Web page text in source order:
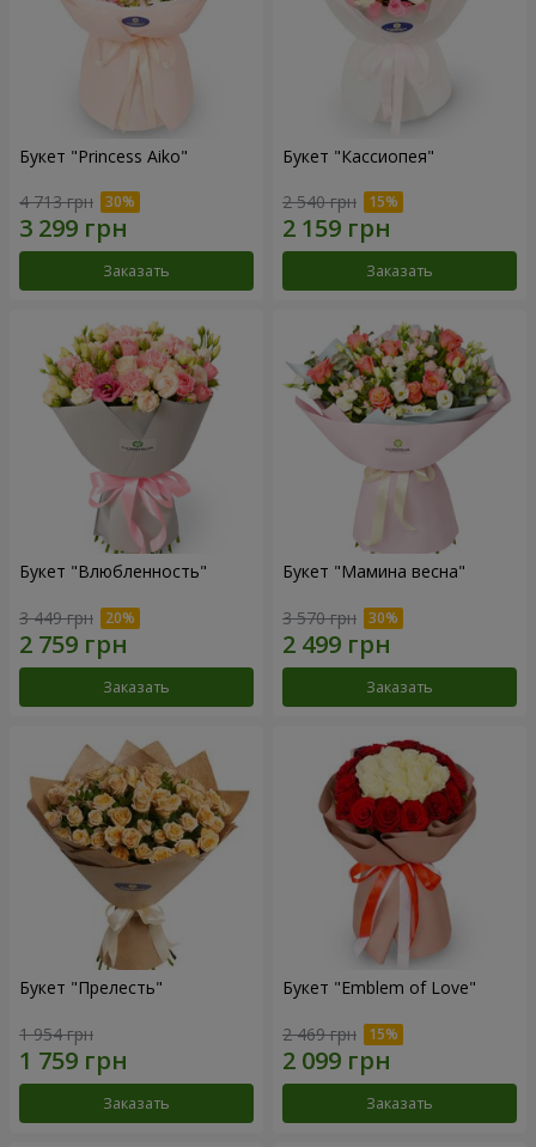
Букет "Princess Aiko"
4 713 грн
Заказать
Букет "Кассиопея"
2 540 грн
Заказать
Букет "Влюбленность"
3 449 грн
Заказать
Букет "Мамина весна"
3 570 грн
Заказать
Букет "Прелесть"
1 954 грн
Заказать
Букет "Emblem of Love"
2 469 грн
Заказать